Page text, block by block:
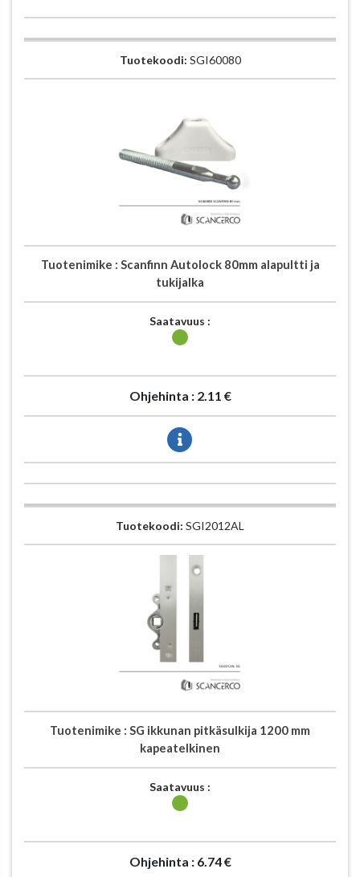
Tuotekoodi: SGI60080
Tuotenimike : Scanfinn Autolock 80mm alapultti ja
tukijalka
Saatavuus :
Ohjehinta : 2.11 €
Tuotekoodi: SGI2012AL
Tuotenimike : SG ikkunan pitkäsulkija 1200 mm
kapeatelkinen
Saatavuus :
Ohjehinta : 6.74 €